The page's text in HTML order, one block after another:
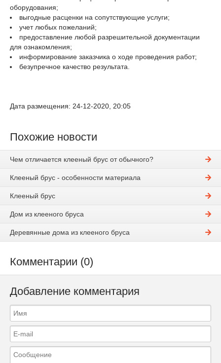
оборудования;
выгодные расценки на сопутствующие услуги;
учет любых пожеланий;
предоставление любой разрешительной документации
для ознакомления;
информирование заказчика о ходе проведения работ;
безупречное качество результата.
Дата размещения: 24-12-2020, 20:05
Похожие новости
Чем отличается клееный брус от обычного?
Клееный брус - особенности материала
Клееный брус
Дом из клееного бруса
Деревянные дома из клееного бруса
Комментарии (0)
Добавление комментария